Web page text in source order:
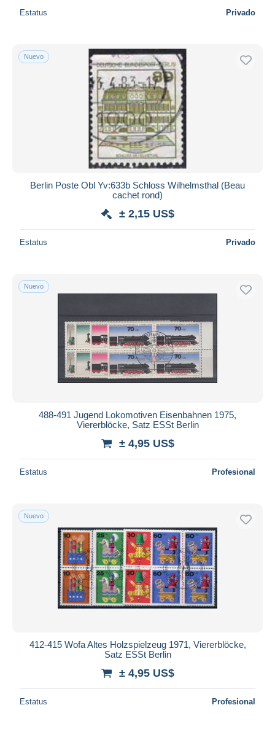
Estatus Privado
Nuevo
Berlin Poste Obl Yv:633b Schloss Wilhelmsthal (Beau
cachet rond)
± 2,15 US$
Estatus Privado
Nuevo
488-491 Jugend Lokomotiven Eisenbahnen 1975,
Viererblöcke, Satz ESSt Berlin
± 4,95 US$
Estatus Profesional
Nuevo
412-415 Wofa Altes Holzspielzeug 1971, Viererblöcke,
Satz ESSt Berlin
± 4,95 US$
Estatus Profesional